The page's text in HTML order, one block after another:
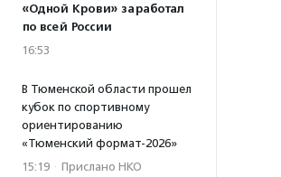
«Одной Крови» заработал
по всей России
16:53
В Тюменской области прошел
кубок по спортивному
ориентированию
«Тюменский формат-2026»
15:19 · Прислано НКО